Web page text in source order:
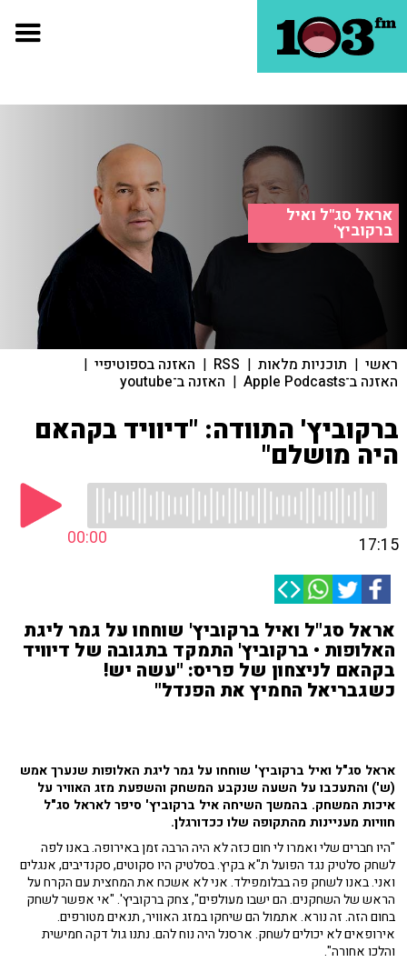
אראל סג"ל ואיל
ברקוביץ'
ראשי | תוכניות מלאות |
RSS
| האזנה בספוטיפיי |
האזנה ב־Apple Podcasts | האזנה ב־youtube
ברקוביץ' התוודה: "דיוויד בקהאם
היה מושלם"
00:00 17:15
אראל סג"ל ואיל ברקוביץ' שוחחו על גמר ליגת
האלופות • ברקוביץ' התמקד בתגובה של דיוויד
בקהאם לניצחון של פריס: "עשה יש!
כשגבריאל החמיץ את הפנדל"
אראל סג"ל ואיל ברקוביץ' שוחחו על גמר ליגת האלופות שנערך אמש
(ש') והתעכבו על השעה שנקבע המשחק והשפעת מזג האוויר על
איכות המשחק. בהמשך השיחה איל ברקוביץ' סיפר לאראל סג"ל
חוויות מעניינות מהתקופה שלו ככדורגלן.
"היו חברים שלי ואמרו לי חום כזה לא היה הרבה זמן באירופה. באנו לפה
לשחק סלטיק נגד הפועל ת"א בקיץ. בסלטיק היו סקוטים, סקנדיבים, אנגלים
ואני. באנו לשחק פה בבלומפילד. אני לא אשכח את המחצית עם הקרח על
הראש של השחקנים. הם ישבו מעולפים", צחק ברקוביץ'. "אי אפשר לשחק
בחום הזה. זה נורא. אתמול הם שיחקו במזג האוויר, תנאים מטורפים.
אירופאים לא יכולים לשחק. ארסנל היה נוח להם. נתנו גול דקה חמישית
והלכו אחורה".